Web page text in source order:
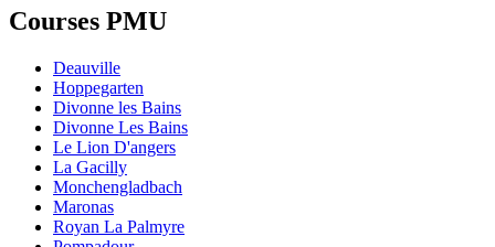
Courses PMU
Deauville
Hoppegarten
Divonne les Bains
Divonne Les Bains
Le Lion D'angers
La Gacilly
Monchengladbach
Maronas
Royan La Palmyre